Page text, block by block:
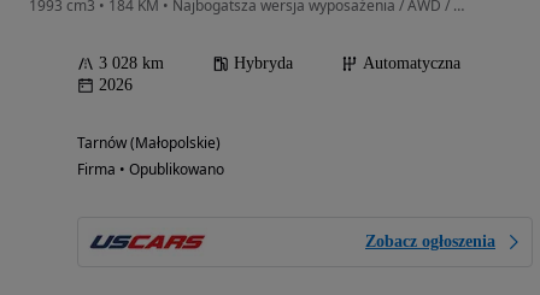
1993 cm3 • 184 KM • Najbogatsza wersja wyposażenia / AWD / niski przebieg
3 028 km Hybryda
Automatyczna
2026
Tarnów (Małopolskie)
Firma • Opublikowano
Zobacz ogłoszenia